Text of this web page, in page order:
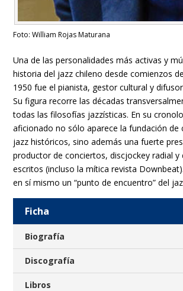
Foto: William Rojas Maturana
Una de las personalidades más activas y
historia del jazz chileno desde comienzos
1950 fue el pianista, gestor cultural y
Su figura recorre las décadas
todas las filosofías jazzísticas. En su
aficionado no sólo aparece la fundación
jazz históricos, sino además una fuerte
productor de conciertos, discjockey radial y
escritos (incluso la mítica revista
en sí mismo un “punto de encuentro” del
Ficha
Biografía
Discografía
Libros